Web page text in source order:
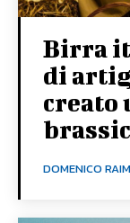
Birra
di
creato
DOMENICO